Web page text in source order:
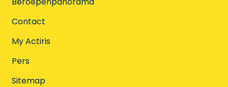
Contact
My Actiris
Pers
Sitemap